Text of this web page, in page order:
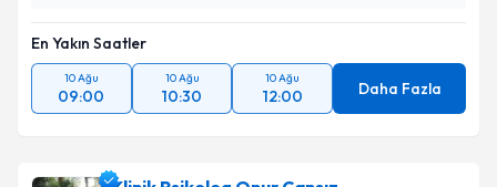
En Yakın Saatler
10 Ağu
09:00
10 Ağu
10:30
10 Ağu
12:00 Daha Fazla